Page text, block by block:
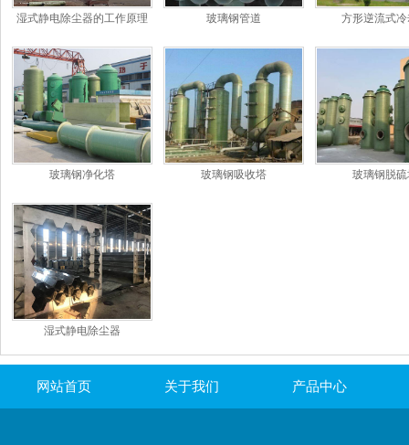
湿式静电除尘器的工作原理
玻璃钢管道 方形逆流式
玻璃钢净化塔 玻璃钢吸收塔 玻璃钢脱
湿式静电除尘器
网站首页 关于我们 产品中心